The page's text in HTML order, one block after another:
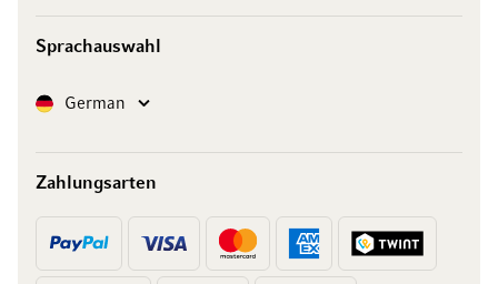
Sprachauswahl
SpracheGerman
Zahlungsarten